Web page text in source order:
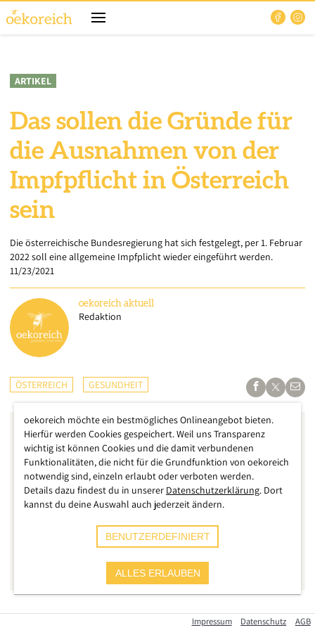
ARTIKEL
Das sollen die Gründe für
die Ausnahmen von der
Impfpflicht in Österreich
sein
Die österreichische Bundesregierung hat sich festgelegt, per 1. Februar
2022 soll eine allgemeine Impfplicht wieder eingeführt werden.
11/23/2021
oekoreich aktuell
Redaktion
ÖSTERREICH GESUNDHEIT
Die österreichische Bundesregierung hat sich festgelegt, per
Impressum Datenschutz AGB
oekoreich möchte ein bestmögliches Onlineangebot bieten.
Hierfür werden Cookies gespeichert. Weil uns Transparenz
wichtig ist können Cookies und die damit verbundenen
Funktionalitäten, die nicht für die Grundfunktion von oekoreich
notwendig sind, einzeln erlaubt oder verboten werden.
Details dazu findest du in unserer Datenschutzerklärung. Dort
kannst du deine Auswahl auch jederzeit ändern.
BENUTZERDEFINIERT
ALLES ERLAUBEN